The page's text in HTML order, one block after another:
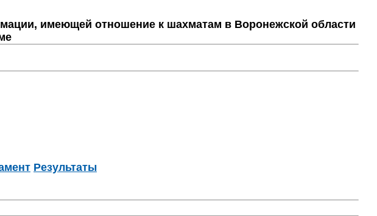
имеющей отношение к шахматам в Воронежской области
Результаты